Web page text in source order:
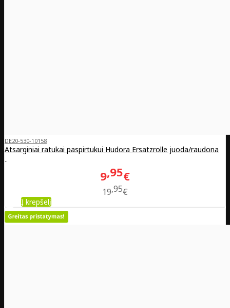
DE20-530-10158
Atsarginiai ratukai paspirtukui Hudora Ersatzrolle juoda/raudona
..
9 95€
19 95€
Į krepšelį